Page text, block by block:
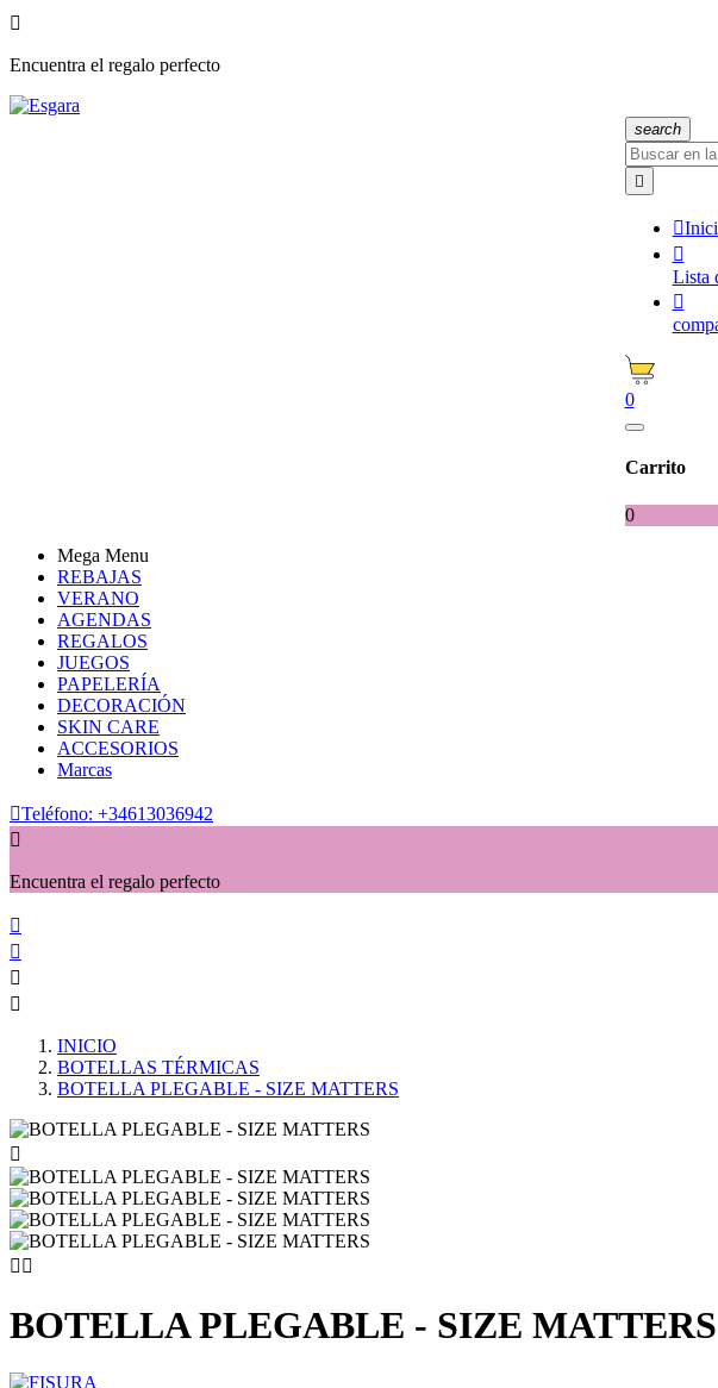

Encuentra el regalo perfecto
search



Lista

0
Carrito
0
Mega Menu
REBAJAS
VERANO
AGENDAS
REGALOS
JUEGOS
PAPELERÍA
DECORACIÓN
SKIN CARE
ACCESORIOS
Marcas
Teléfono: +34613036942

Encuentra el regalo perfecto




INICIO
BOTELLAS TÉRMICAS
BOTELLA PLEGABLE - SIZE MATTERS

 
BOTELLA PLEGABLE - SIZE MATTERS